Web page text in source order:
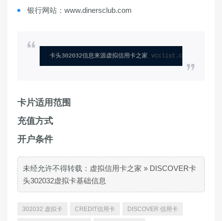
银行网站：www.dinersclub.com
卡头302032信息来源虚拟信用卡之家 vcclist.com
卡片适用范围
充值方式
开户条件
未经允许不得转载： 虚拟信用卡之家 » DISCOVER卡
头302032虚拟卡基础信息
302032 虚拟卡 CREDIT信用卡 DISCOVER 信用卡